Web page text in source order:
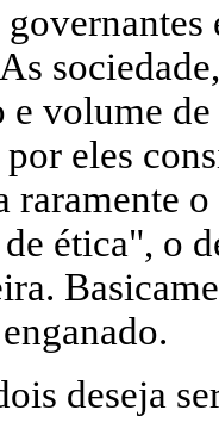
e volume
eles
ética", o
deseja